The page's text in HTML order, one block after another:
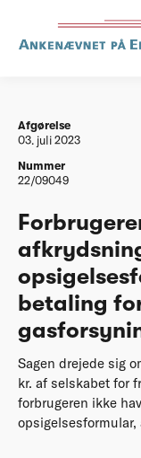
Afgørelser
Afgørelse
03. juli 2023
Nummer
22/09049
betaling
Sagen drejede sig
kr. af selskabet for
forbrugeren ikke
opsigelsesformular,